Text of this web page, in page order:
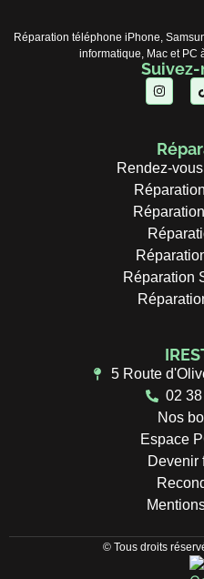
Réparation téléphone iPhone,
informatique, Mac et PC
Suivez-
Rendez-
Réparation
5 Route
02
Nos
Espace
Devenir
© Tous droits